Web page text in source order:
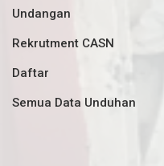
Undangan
Rekrutment CASN
Daftar
Semua Data Unduhan